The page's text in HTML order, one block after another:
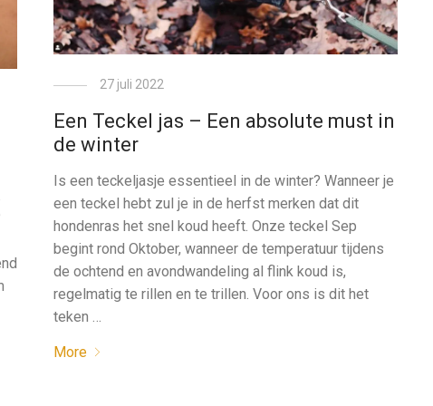
27 juli 2022
Een Teckel jas – Een absolute must in
de winter
Is een teckeljasje essentieel in de winter? Wanneer je
een teckel hebt zul je in de herfst merken dat dit
hondenras het snel koud heeft. Onze teckel Sep
begint rond Oktober, wanneer de temperatuur tijdens
de ochtend en avondwandeling al flink koud is,
regelmatig te rillen en te trillen. Voor ons is dit het
teken …
More